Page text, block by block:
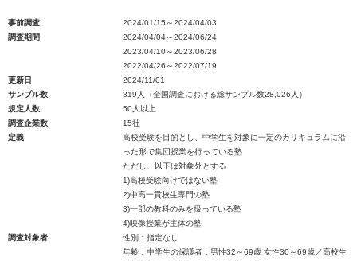
事前調査
2024/01/15～2024/04/03
調査期間
2024/04/04～2024/06/24
2023/04/10～2023/06/28
2022/04/26～2022/07/19
更新日
2024/11/01
サンプル数
819人（全国調査における総サンプル数28,026人）
規定人数
50人以上
調査企業数
15社
定義
高校受験を目的とし、中学生を対象に一定のカリキュラムに沿
った形で集団授業を行っている塾
ただし、以下は対象外とする
1)高校受験向けではない塾
2)中高一貫校生専門の塾
3)一部の教科のみを扱っている塾
4)映像授業が主体の塾
調査対象者
性別：指定なし
年齢：中学生の保護者：男性32～69歳 女性30～69歳／高校生